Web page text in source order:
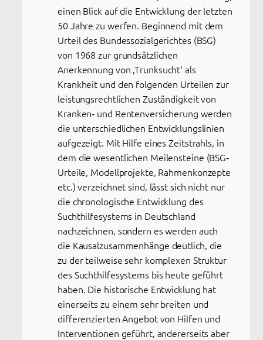
einen Blick auf die Entwicklung der letzten
50 Jahre zu werfen. Beginnend mit dem
Urteil des Bundessozialgerichtes (BSG)
von 1968 zur grundsätzlichen
Anerkennung von ‚Trunksucht‘ als
Krankheit und den folgenden Urteilen zur
leistungsrechtlichen Zuständigkeit von
Kranken‐ und Rentenversicherung werden
die unterschiedlichen Entwicklungslinien
aufgezeigt. Mit Hilfe eines Zeitstrahls, in
dem die wesentlichen Meilensteine (BSG‐
Urteile, Modellprojekte, Rahmenkonzepte
etc.) verzeichnet sind, lässt sich nicht nur
die chronologische Entwicklung des
Suchthilfesystems in Deutschland
nachzeichnen, sondern es werden auch
die Kausalzusammenhänge deutlich, die
zu der teilweise sehr komplexen Struktur
des Suchthilfesystems bis heute geführt
haben. Die historische Entwicklung hat
einerseits zu einem sehr breiten und
differenzierten Angebot von Hilfen und
Interventionen geführt, andererseits aber